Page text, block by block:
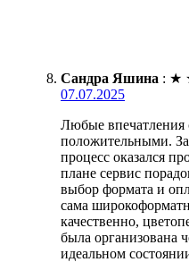
Сандра Яшина : ★
07.07.2025
Любые впечатления
положительными.
процесс оказался
плане сервис
выбор формата и
сама
качественно,
была организована
идеальном